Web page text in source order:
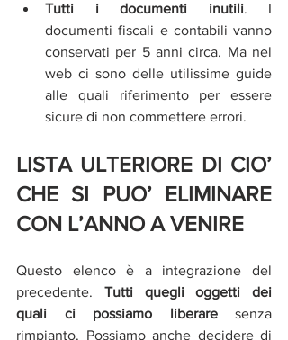
Tutti i documenti inutili. I
documenti fiscali e contabili vanno
conservati per 5 anni circa. Ma nel
web ci sono delle utilissime guide
alle quali riferimento per essere
sicure di non commettere errori.
LISTA ULTERIORE DI CIO’
CHE SI PUO’ ELIMINARE
CON L’ANNO A VENIRE
Questo elenco è a integrazione del
precedente. Tutti quegli oggetti dei
quali ci possiamo liberare senza
rimpianto. Possiamo anche decidere di